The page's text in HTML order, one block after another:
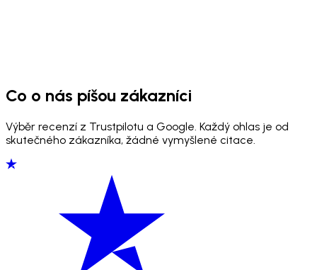
Co o nás píšou zákazníci
Výběr recenzí z Trustpilotu a Google. Každý ohlas je od
skutečného zákazníka, žádné vymyšlené citace.